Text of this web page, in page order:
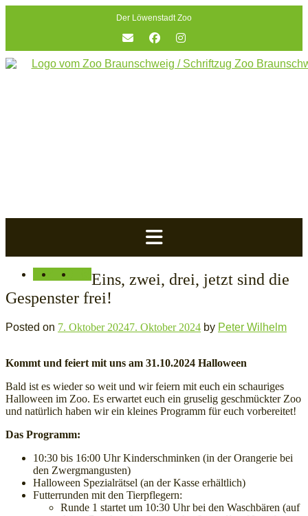
Der Löwenstadt Zoo
Eins, zwei, drei, jetzt sind die
Gespenster frei!
Posted on 7. Oktober 20247. Oktober 2024 by Peter Wilhelm
Kommt und feiert mit uns am 31.10.2024 Halloween
Bald ist es wieder so weit und wir feiern mit euch ein schauriges
Halloween im Zoo. Es erwartet euch ein gruselig geschmückter Zoo
und natürlich haben wir ein kleines Programm für euch vorbereitet!
Das Programm:
10:30 bis 16:00 Uhr Kinderschminken (in der Orangerie bei
den Zwergmangusten)
Halloween Spezialrätsel (an der Kasse erhältlich)
Futterrunden mit den Tierpflegern:
Runde 1 startet um 10:30 Uhr bei den Waschbären (auf
Widerrufsformular